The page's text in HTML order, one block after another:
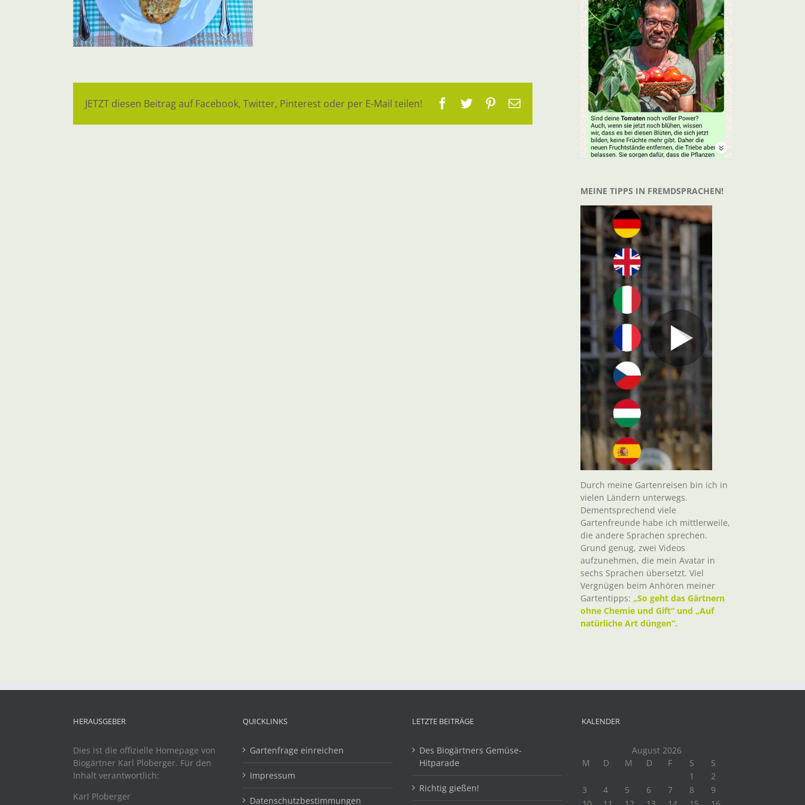
JETZT diesen Beitrag auf Facebook, Twitter, Pinterest oder per E-Mail teilen! Facebook
TwitterPinterest
E-
MEINE TIPPS IN FREMDSPRACHEN!
Durch meine Gartenreisen bin ich in
vielen Ländern unterwegs.
Dementsprechend viele
Gartenfreunde habe ich mittlerweile,
die andere Sprachen sprechen.
Grund genug, zwei Videos
aufzunehmen, die mein Avatar in
sechs Sprachen übersetzt. Viel
Vergnügen beim Anhören meiner
Gartentipps: „So geht das Gärtnern
ohne Chemie und Gift“ und „Auf
natürliche Art düngen“.
HERAUSGEBER
Dies ist die offizielle Homepage von
Biogärtner Karl Ploberger. Für den
Inhalt verantwortlich:
Karl Ploberger
QUICKLINKS
Gartenfrage einreichen
Impressum
Datenschutzbestimmungen
LETZTE BEITRÄGE
Des Biogärtners Gemüse-
Hitparade
Richtig gießen!
KALENDER
August 2026
M
D M D F S
S
1
2
3
4 5 6 7 8
9